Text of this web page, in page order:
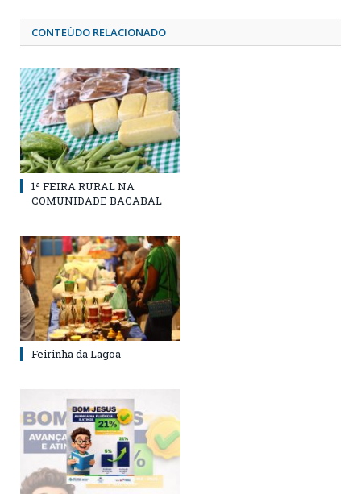
CONTEÚDO RELACIONADO
1ª FEIRA RURAL NA
COMUNIDADE BACABAL
Feirinha da Lagoa